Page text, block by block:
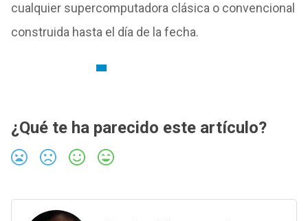
cualquier supercomputadora clásica o convencional
construida hasta el día de la fecha.
¿Qué te ha parecido este artículo?